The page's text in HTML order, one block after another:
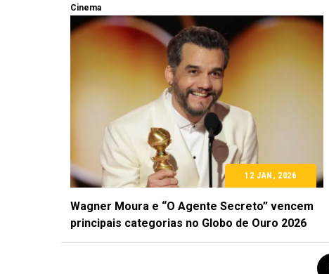
Cinema
12 JAN, 2026
Wagner Moura e “O Agente Secreto” vencem
principais categorias no Globo de Ouro 2026